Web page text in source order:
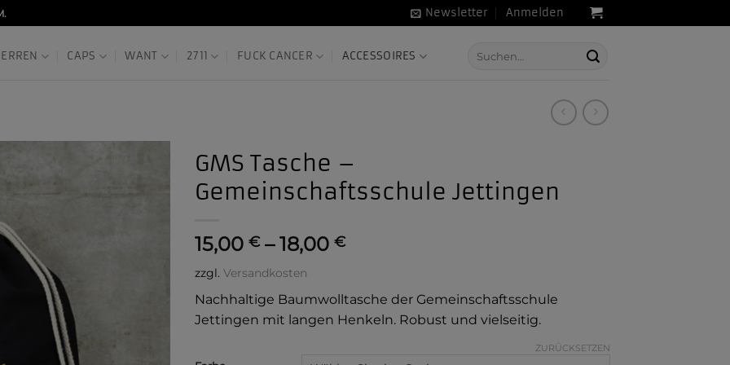
Newsletter Anmelden
CAPS WANT 2711 FUCK CANCER ACCESSOIRES
Suche
GMS Tasche –
Gemeinschaftsschule Jettingen
15,00 €–18,00 €
zzgl. Versandkosten
Nachhaltige Baumwolltasche der Gemeinschaftsschule
Jettingen mit langen Henkeln. Robust und vielseitig.
ZURÜCKSETZEN